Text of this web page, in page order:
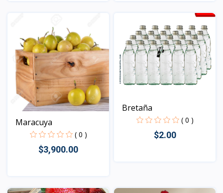
Maracuya
( 0 )
$3,900.00
Vista
Bretaña
( 0 )
$2.00